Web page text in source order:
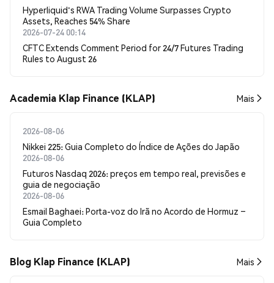
Hyperliquid's RWA Trading Volume Surpasses Crypto
Assets, Reaches 54% Share
2026-07-24 00:14
CFTC Extends Comment Period for 24/7 Futures Trading
Rules to August 26
Academia Klap Finance (KLAP) Mais
2026-08-06
Nikkei 225: Guia Completo do Índice de Ações do Japão
2026-08-06
Futuros Nasdaq 2026: preços em tempo real, previsões e
guia de negociação
2026-08-06
Esmail Baghaei: Porta-voz do Irã no Acordo de Hormuz –
Guia Completo
Blog Klap Finance (KLAP) Mais